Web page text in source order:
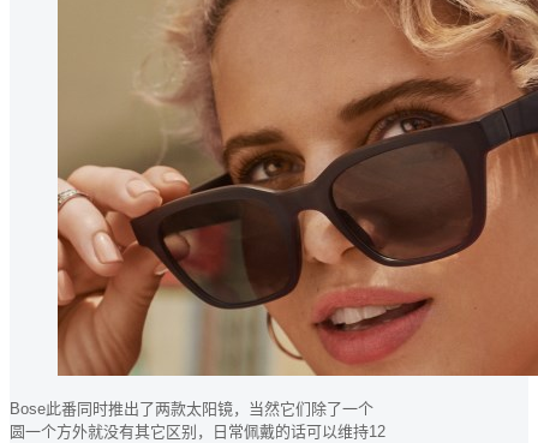
Bose此番同时推出了两款太阳镜，当然它们除了一个
圆一个方外就没有其它区别，日常佩戴的话可以维持12